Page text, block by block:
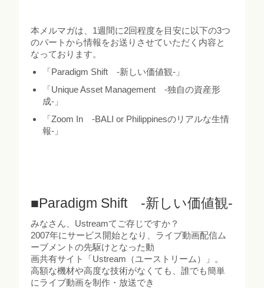
本メルマガは、1週間に2回程度を目安に以下の3つ
のパートから情報をお送りさせていただく内容と
なっております。
「Paradigm Shift -新しい価値観-」
「Unique Asset Management -独自の資産形
成-」
「Zoom In -BALI or Philippinesのリアルな生情
報-」
■Paradigm Shift -新しい価値観-
みなさん、Ustreamてご存じですか？
2007年にサービス開始となり、ライブ動画配信ム
ーブメントの先駆けとなった動
画共有サイト「Ustream（ユーストリーム）」。
高額な機材や高度な技術がなくても、誰でも簡単
にライブ動画を制作・放送でき